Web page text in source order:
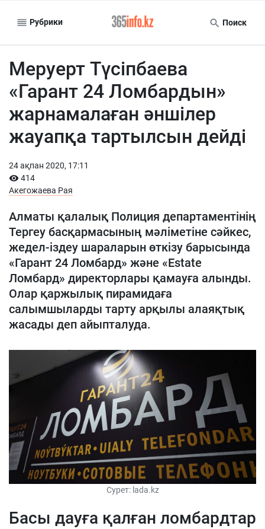
Рубрики Поиск
Меруерт Түсіпбаева
«Гарант 24 Ломбардын»
жарнамалаған әншілер
жауапқа тартылсын дейді
24 ақпан 2020, 17:11
414
Акегожаева Рая
Алматы қалалық Полиция департаментінің
Тергеу басқармасының мәліметіне сәйкес,
жедел-іздеу шараларын өткізу барысында
«Гарант 24 Ломбард» және «Estate
Ломбард» директорлары қамауға алынды.
Олар қаржылық пирамидаға
салымшыларды тарту арқылы алаяқтық
жасады деп айыпталуда.
Сурет: lada.kz
Басы дауға қалған ломбардтар